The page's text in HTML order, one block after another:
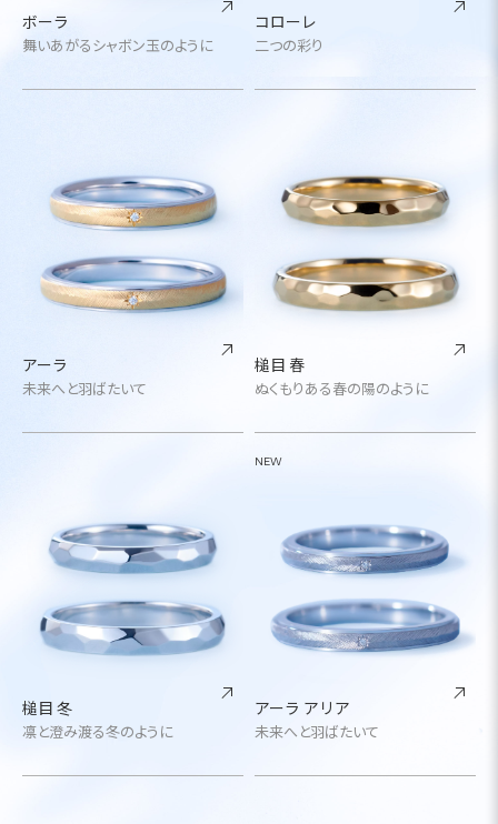
ボーラ
舞いあがるシャボン玉のように
コローレ
二つの彩り
アーラ
未来へと羽ばたいて
槌目 春
ぬくもりある春の陽のように
槌目 冬
凛と澄み渡る冬のように
アーラ アリア
未来へと羽ばたいて
NEW